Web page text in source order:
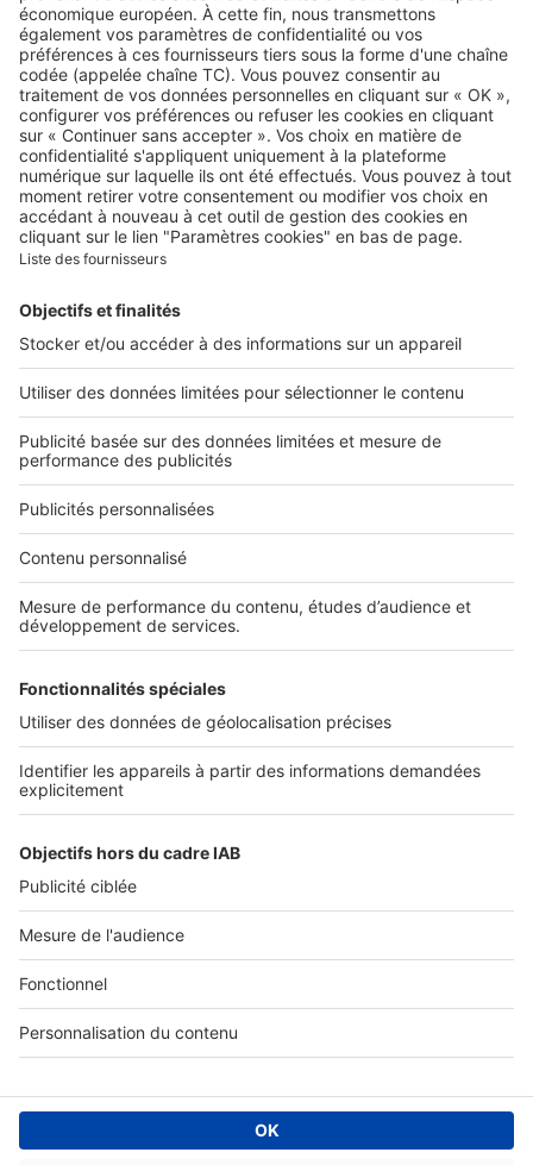
A propos
Qui sommes-nous ?
Contacter le service client
Nous rejoindre
Presse
Nos applications
Découvrez nos applications
Services pro
Accès client
Informations légales
Politique Générale de Protection des Données
Charte éditeur
Paramétrer mes cookies
Digital Classifieds France SAS © 2024 - all rights